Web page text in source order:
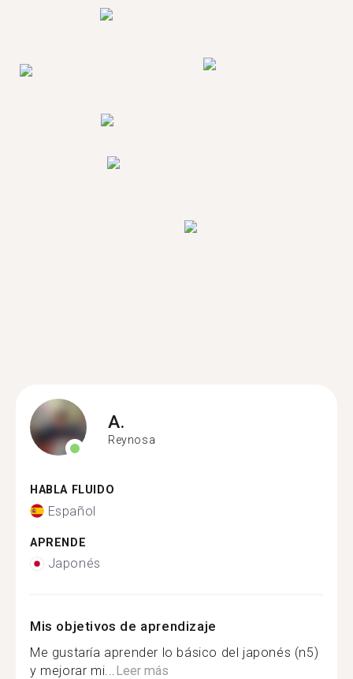
A.
Reynosa
HABLA FLUIDO
Español
APRENDE
Japonés
Mis objetivos de aprendizaje
Me gustaría aprender lo básico del japonés (n5)
y mejorar mi...Leer más